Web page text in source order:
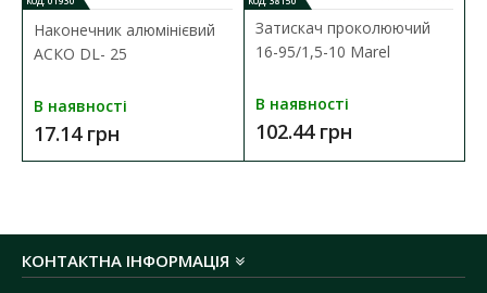
січення жили:25 мм²
матеріал провідника:
алюміній
номінальне навантаження:105 А (таблиця
температура експлуатації:-60 ºС до +50 ºС
Наконечник алюмінієвий
АСКО DL- 25
В наявності
17.14 грн
Затискач проколюючий
16-95/1,5-10 Marel
В наявності
102.44 грн
КОНТАКТНА ІНФОРМАЦІЯ